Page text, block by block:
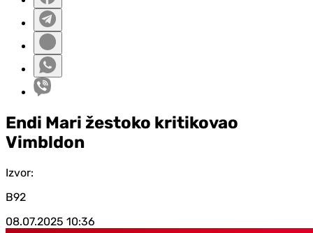
Endi Mari žestoko kritikovao
Vimbldon
Izvor:
B92
08.07.2025 10:36